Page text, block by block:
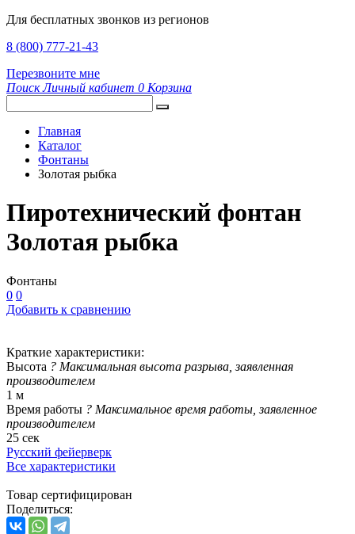
Для бесплатных звонков из регионов
8 (800) 777-21-43
Перезвоните мне
Поиск Личный кабинет 0 Корзина
Главная
Каталог
Фонтаны
Золотая рыбка
Пиротехнический фонтан
Золотая рыбка
Фонтаны
0 0
Добавить к сравнению
Краткие характеристики:
Высота ? Максимальная высота разрыва, заявленная
производителем
1 м
Время работы ? Максимальное время работы, заявленное
производителем
25 сек
Русский фейерверк
Все характеристики
Товар сертифицирован
Поделиться: